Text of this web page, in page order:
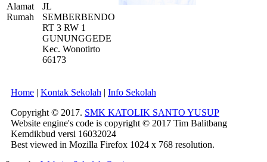
Alamat
Rumah
JL
SEMBERBENDO
RT 3 RW 1
GUNUNGGEDE
Kec. Wonotirto
66173
Home | Kontak Sekolah | Info Sekolah
Copyright © 2017. SMK KATOLIK SANTO YUSUP
Website engine's code is copyright © 2017 Tim Balitbang
Kemdikbud versi 16032024
Best viewed in Mozilla Firefox 1024 x 768 resolution.